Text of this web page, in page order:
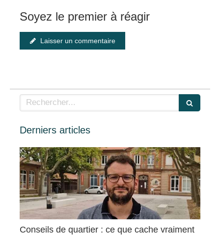
Soyez le premier à réagir
Laisser un commentaire
Rechercher
Derniers articles
Conseils de quartier : ce que cache vraiment